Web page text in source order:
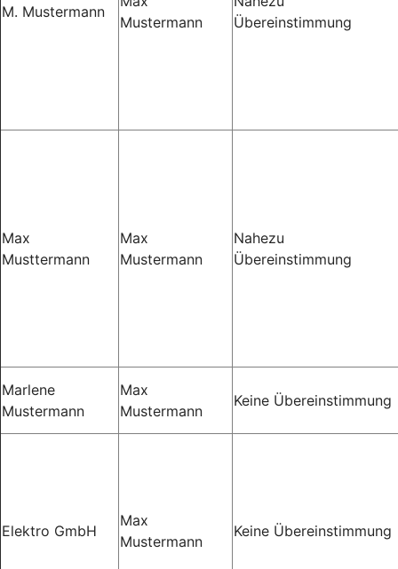
M. Mustermann
Mustermann
Übereinstimmung
Max
Musttermann
Max
Mustermann
Nahezu
Übereinstimmung
Marlene
Mustermann
Max
Mustermann
Keine Übereinstimmung
Elektro GmbH
Max
Mustermann
Keine Übereinstimmung